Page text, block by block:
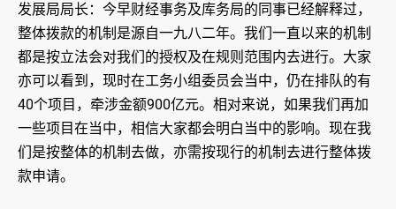
发展局局长：今早财经事务及库务局的同事已经解释过，
整体拨款的机制是源自一九八二年。我们一直以来的机制
都是按立法会对我们的授权及在规则范围内去进行。大家
亦可以看到，现时在工务小组委员会当中，仍在排队的有
40个项目，牵涉金额900亿元。相对来说，如果我们再加
一些项目在当中，相信大家都会明白当中的影响。现在我
们是按整体的机制去做，亦需按现行的机制去进行整体拨
款申请。